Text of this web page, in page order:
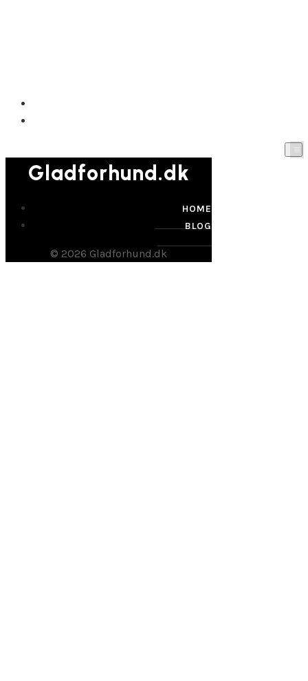
Gladforhund.dk
HOME
BLOG
© 2026 Gladforhund.dk